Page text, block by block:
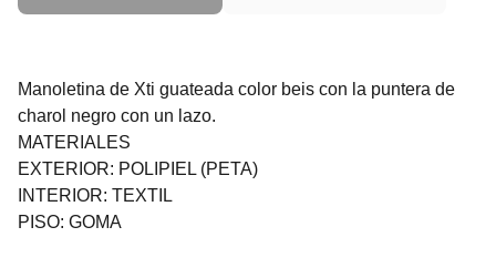
Manoletina de Xti guateada color beis con la puntera de
charol negro con un lazo.
MATERIALES
EXTERIOR: POLIPIEL (PETA)
INTERIOR: TEXTIL
PISO: GOMA